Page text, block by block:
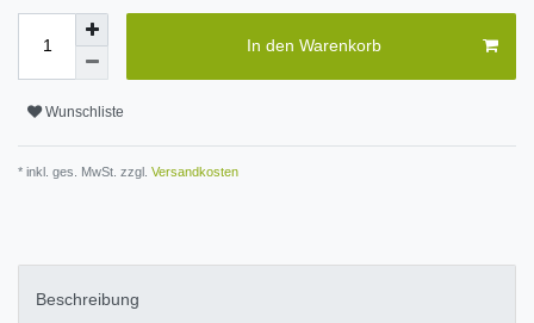
In den Warenkorb
Wunschliste
* inkl. ges. MwSt. zzgl. Versandkosten
Beschreibung